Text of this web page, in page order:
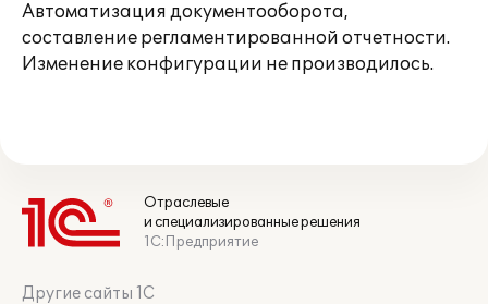
Автоматизация документооборота,
составление регламентированной отчетности.
Изменение конфигурации не производилось.
Отраслевые
и специализированные решения
1С:Предприятие
Другие сайты 1С